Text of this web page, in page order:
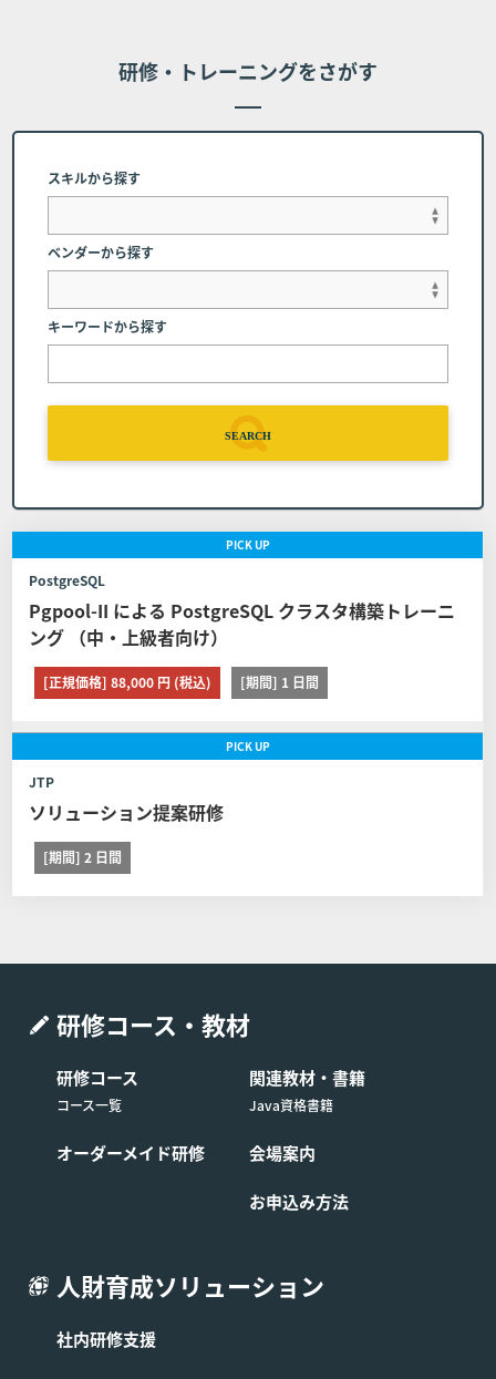
理受講者にてコース受講を希望する場合、下記に記載され
た連絡先にご相談ください。但し、申し込み完了時に受講
者に帰属するコーステキストや受講者IDについては変更が
できかねる場合、または受講者自身での変更をお願いする
場合があります。
弊社へのご連絡 コース開催日の前日(当該日が弊
社休業日の場合は、直前の営業日とします）まで
に弊社窓口（電話番号：03-6408-2488、受付時
間：弊社休業日及び土・日・祝日を除く9:00～1
7:00）へコースの日程を変更する旨申し出るもの
程変更は１回に限るものとします。また日程を変
更したコースの申し込みを取り消す場合は前条の
定めに関わらずコースの代金の全額をお支払いい
ただくものとします。
■第8条 (日程変更)
以下に定める通りとします。 但し、教育パンフレット等に
て日程変更可能期間を定めたコースはその定めが、また取
り消し、日程変更、証明書の発行に関する他社開催のコー
スは他社の定める契約条件がそれぞれ本条に優先して適用
されるものとし、本条は適用されません。
弊社への連絡 コース開催日の11営業日前(当該日
申し出るものとします。
制限事項 日程変更は1回に限るものとします。ま
た日程を変更したコースの申し込みを取り消す場
払いいただくものとします。
受講予定のお客様が弊社所定の人数に満たない場合には、
そのコースの開催を中止する場合があります。この場合、
解除できるものとし、お客様へはコース開始予定日1週間
研修・トレーニングをさがす
スキルから探す
ベンダーから探す
キーワードから探す
SEARCH
PICKUP
PostgreSQL
Pgpool-II による PostgreSQL クラスタ構築トレーニ
ング （中・上級者向け）
[正規価格] 88,000 円 (税込) [期間] 1 日間
PICKUP
JTP
ソリューション提案研修
[期間] 2 日間
研修コース・教材
研修コース
コース一覧
オーダーメイド研修
関連教材・書籍
Java資格書籍
会場案内
お申込み方法
人財育成ソリューション
社内研修支援